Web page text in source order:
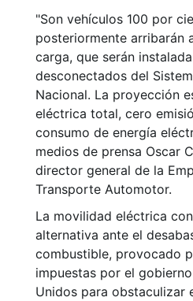
"Son vehículos 100 por
posteriormente arribarán
carga, que serán
desconectados del
Nacional. La proyección
eléctrica total, cero
consumo de energía
medios de prensa Oscar
director general de la
Transporte Automotor.
La movilidad eléctrica
alternativa ante el
combustible, provocado
impuestas por el
Unidos para obstaculizar